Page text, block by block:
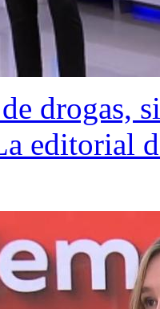
drogas,
editorial